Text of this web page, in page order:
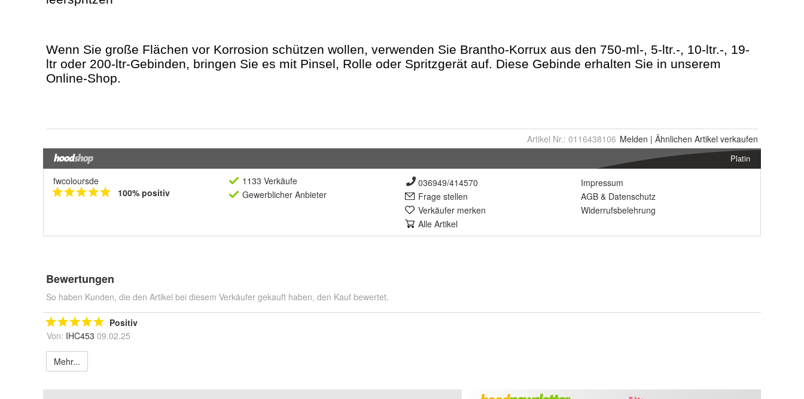
Artikel Nr.: 0116438106 Melden | Ähnlichen Artikel verkaufen
Platin
fwcoloursde
100% positiv
1133 Verkäufe
Gewerblicher Anbieter
036949/414570
Frage stellen
Verkäufer merken
Alle Artikel
Impressum
AGB & Datenschutz
Widerrufsbelehrung
Bewertungen
So haben Kunden, die den Artikel bei diesem Verkäufer gekauft haben, den Kauf bewertet.
Positiv
Von: IHC453 09.02.25
Mehr...